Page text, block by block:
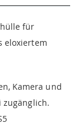
für
eloxiertem
Kamera und
zugänglich.